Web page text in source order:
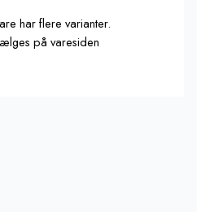
har flere varianter.
på varesiden